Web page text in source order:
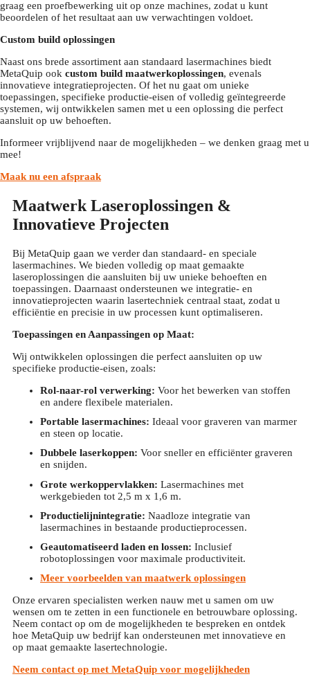
graag een proefbewerking uit op onze machines, zodat u kunt
beoordelen of het resultaat aan uw verwachtingen voldoet.
Custom build oplossingen
Naast ons brede assortiment aan standaard lasermachines biedt
MetaQuip ook custom build maatwerkoplossingen, evenals
innovatieve integratieprojecten. Of het nu gaat om unieke
toepassingen, specifieke productie-eisen of volledig geïntegreerde
systemen, wij ontwikkelen samen met u een oplossing die perfect
aansluit op uw behoeften.
Informeer vrijblijvend naar de mogelijkheden – we denken graag met u
mee!
Maak nu een afspraak
Maatwerk Laseroplossingen &
Innovatieve Projecten
Bij MetaQuip gaan we verder dan standaard- en speciale
lasermachines. We bieden volledig op maat gemaakte
laseroplossingen die aansluiten bij uw unieke behoeften en
toepassingen. Daarnaast ondersteunen we integratie- en
innovatieprojecten waarin lasertechniek centraal staat, zodat u
efficiëntie en precisie in uw processen kunt optimaliseren.
Toepassingen en Aanpassingen op Maat:
Wij ontwikkelen oplossingen die perfect aansluiten op uw
specifieke productie-eisen, zoals:
Rol-naar-rol verwerking: Voor het bewerken van stoffen
en andere flexibele materialen.
Portable lasermachines: Ideaal voor graveren van marmer
en steen op locatie.
Dubbele laserkoppen: Voor sneller en efficiënter graveren
en snijden.
Grote werkoppervlakken: Lasermachines met
werkgebieden tot 2,5 m x 1,6 m.
Productielijnintegratie: Naadloze integratie van
lasermachines in bestaande productieprocessen.
Geautomatiseerd laden en lossen: Inclusief
robotoplossingen voor maximale productiviteit.
Meer voorbeelden van maatwerk oplossingen
Onze ervaren specialisten werken nauw met u samen om uw
wensen om te zetten in een functionele en betrouwbare oplossing.
Neem contact op om de mogelijkheden te bespreken en ontdek
hoe MetaQuip uw bedrijf kan ondersteunen met innovatieve en
op maat gemaakte lasertechnologie.
Neem contact op met MetaQuip voor mogelijkheden